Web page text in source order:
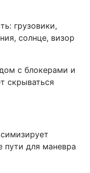
грузовики,
солнце, визор
с блокерами и
скрываться
пути для маневра